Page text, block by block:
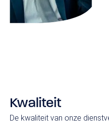
Kwaliteit
De kwaliteit van onze